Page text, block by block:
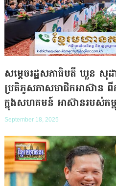
សម្តេចរដ្ឋសភាធិបតី ឃួន សុដ
ប្រតិភូសភាសមាជិកអាស៊ាន ពី
ក្នុងសហគមន៍ អាស៊ានរបស់កម្
September 18, 2025